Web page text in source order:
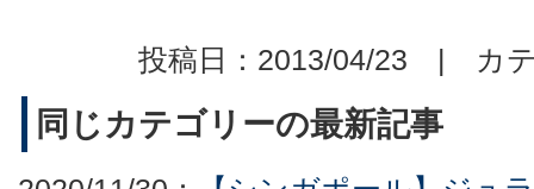
投稿日：2013/04/23 | カ
同じカテゴリーの最新記事